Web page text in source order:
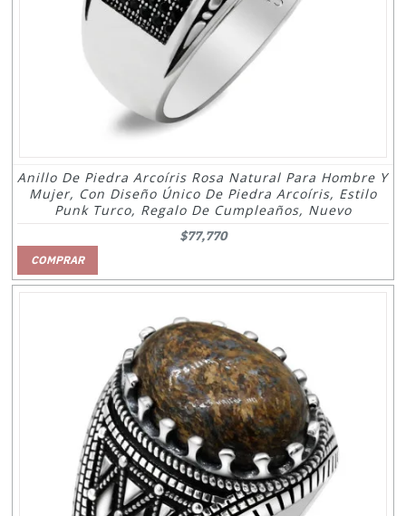
Anillo De Piedra Arcoíris Rosa Natural Para Hombre Y
Mujer, Con Diseño Único De Piedra Arcoíris, Estilo
Punk Turco, Regalo De Cumpleaños, Nuevo
$77,770
COMPRAR